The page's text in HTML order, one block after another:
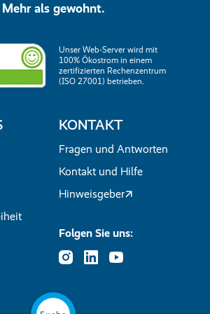
Mehr als gewohnt.
Unser Web-Server wird mit
100% Ökostrom in einem
zertifizierten Rechenzentrum
(ISO 27001) betrieben.
KONTAKT
Fragen und Antworten
Kontakt und Hilfe
Hinweisgeber
Folgen Sie uns: